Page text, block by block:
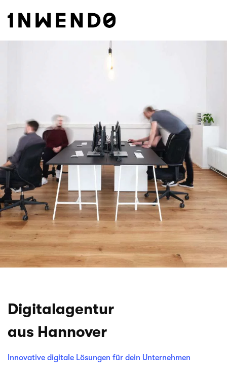
Digitalagentur
aus Hannover
Innovative digitale Lösungen für dein Unternehmen